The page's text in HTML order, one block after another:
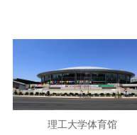
理工大学体育馆